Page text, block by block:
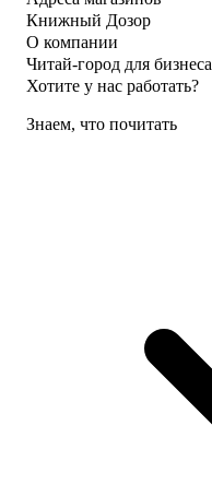
Книжный Дозор
О компании
Читай-город для бизнеса
Хотите у нас работать?
Знаем, что почитать